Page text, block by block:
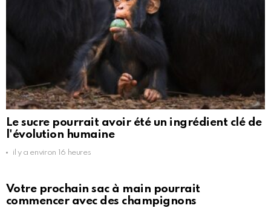
Le sucre pourrait avoir été un ingrédient clé de
l'évolution humaine
il y a environ 16 heures
Votre prochain sac à main pourrait
commencer avec des champignons